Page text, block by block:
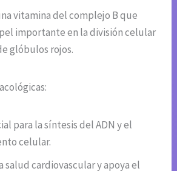
vitamina del complejo B que
importante en la división celular
glóbulos rojos.
para la síntesis del ADN y el
celular.
salud cardiovascular y apoya el